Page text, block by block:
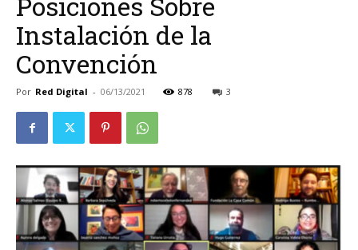
Instalación de la
Convención
Por Red Digital - 06/13/2021 878 3